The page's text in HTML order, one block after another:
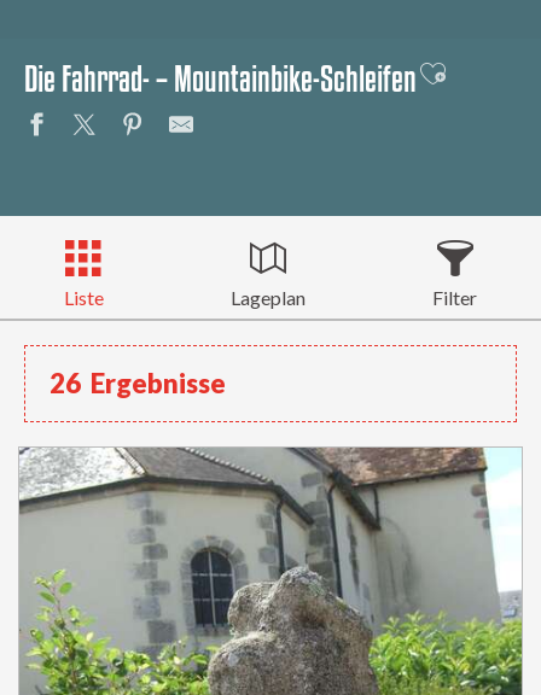
Die Fahrrad- – Mountainbike-SchleifenAjouter
Liste Lageplan Filter
26 Ergebnisse